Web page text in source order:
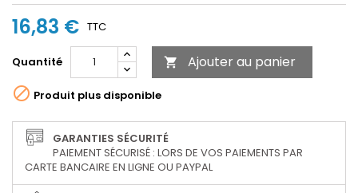
16,83 € TTC
Quantité  Ajouter au panier
 Produit plus disponible
GARANTIES SÉCURITÉ
PAIEMENT SÉCURISÉ : LORS DE VOS PAIEMENTS PAR
CARTE BANCAIRE EN LIGNE OU PAYPAL